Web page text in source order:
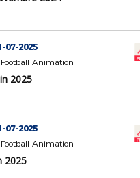
07-2025
Animation
2025
07-2025
Animation
2025